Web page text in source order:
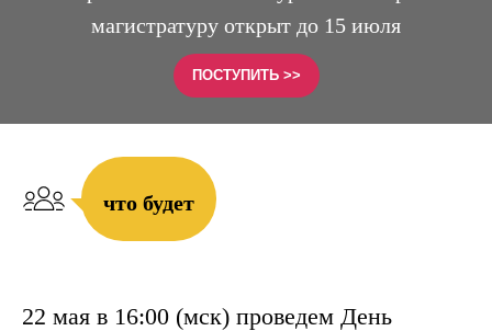
магистратуру открыт до 15 июля
ПОСТУПИТЬ >>
что будет
22 мая в 16:00 (мск) проведем День